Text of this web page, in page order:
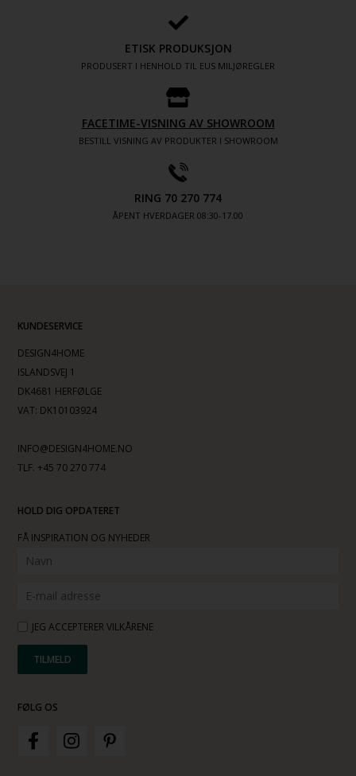
ETISK PRODUKSJON
PRODUSERT I HENHOLD TIL EUS MILJØREGLER
FACETIME-VISNING AV SHOWROOM
BESTILL VISNING AV PRODUKTER I SHOWROOM
RING 70 270 774
ÅPENT HVERDAGER 08:30-17.00
KUNDESERVICE
DESIGN4HOME
ISLANDSVEJ 1
DK4681 HERFØLGE
VAT: DK10103924
INFO@DESIGN4HOME.NO
TLF. +45 70 270 774
HOLD DIG OPDATERET
FÅ INSPIRATION OG NYHEDER
JEG ACCEPTERER VILKÅRENE
FØLG OS